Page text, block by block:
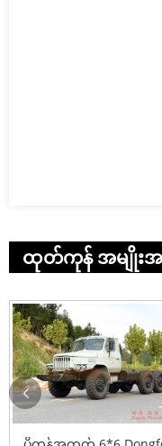
ထုတ်ကုန် အမျိုးအစ